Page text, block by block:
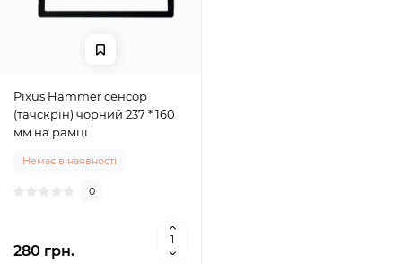
Pixus Hammer сенсор
(тачскрін) чорний 237 * 160
мм на рамці
Немає в наявності
0
280 грн.